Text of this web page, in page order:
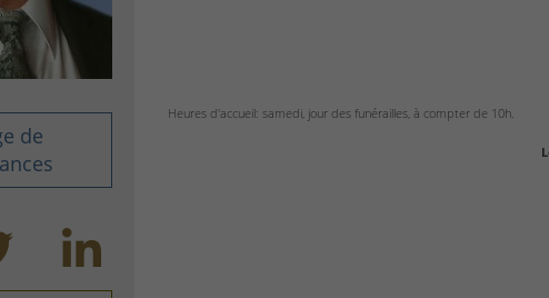
de
Heures d'accueil: samedi, jour des funérailles, à compter de 10h.